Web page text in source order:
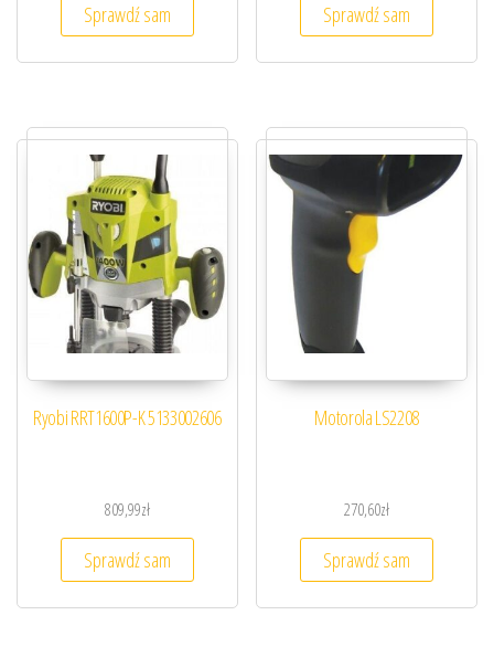
Sprawdź sam Sprawdź sam
Ryobi RRT1600P-K 5133002606
809,99zł
Sprawdź sam
Motorola LS2208
270,60zł
Sprawdź sam